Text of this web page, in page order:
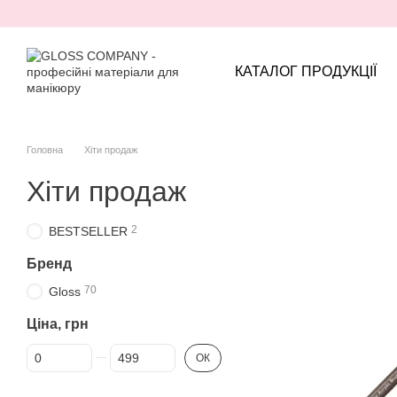
КАТАЛОГ ПРОДУКЦІЇ
Головна Хіти продаж
Хіти продаж
BESTSELLER 2
Бренд
Gloss 70
Ціна, грн
Від Ціна, грн
До Ціна, грн ОК